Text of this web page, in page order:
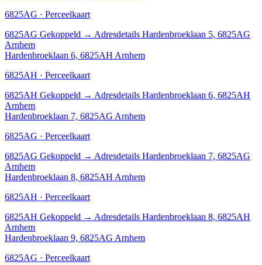
6825AG · Perceelkaart
6825AG Gekoppeld → Adresdetails Hardenbroeklaan 5, 6825AG
Arnhem
Hardenbroeklaan 6, 6825AH Arnhem
6825AH · Perceelkaart
6825AH Gekoppeld → Adresdetails Hardenbroeklaan 6, 6825AH
Arnhem
Hardenbroeklaan 7, 6825AG Arnhem
6825AG · Perceelkaart
6825AG Gekoppeld → Adresdetails Hardenbroeklaan 7, 6825AG
Arnhem
Hardenbroeklaan 8, 6825AH Arnhem
6825AH · Perceelkaart
6825AH Gekoppeld → Adresdetails Hardenbroeklaan 8, 6825AH
Arnhem
Hardenbroeklaan 9, 6825AG Arnhem
6825AG · Perceelkaart